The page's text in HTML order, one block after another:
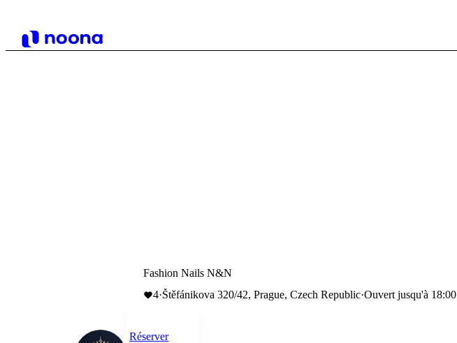
Fashion Nails N&N
4·Štěfánikova 320/42, Prague, Czech Republic·Ouvert jusqu'à 18:00
Réserver